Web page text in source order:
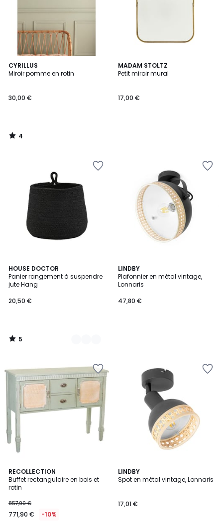
CYRILLUS
Miroir pomme en rotin
30,00 €
4
/
4
/
MADAM STOLTZ
Petit miroir mural
17,00 €
HOUSE DOCTOR
Panier rangement à suspendre
jute Hang
20,50 €
5
/
5
2
Couleurs
5
/
LINDBY
Plafonnier en métal vintage,
Lonnaris
47,80 €
RECOLLECTION
Buffet rectangulaire en bois et
rotin
857,90 €
771,90 € -10%
LINDBY
Spot en métal vintage, Lonnaris
17,01 €